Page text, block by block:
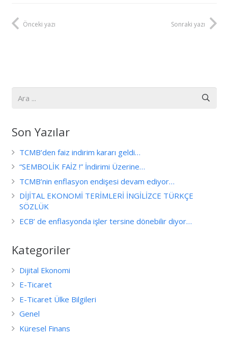
Önceki yazı Sonraki yazı
Son Yazılar
TCMB’den faiz indirim kararı geldi…
“SEMBOLİK FAİZ !” İndirimi Üzerine…
TCMB’nin enflasyon endişesi devam ediyor…
DİJİTAL EKONOMİ TERİMLERİ İNGİLİZCE TÜRKÇE
SÖZLÜK
ECB’ de enflasyonda işler tersine dönebilir diyor…
Kategoriler
Dijital Ekonomi
E-Ticaret
E-Ticaret Ülke Bilgileri
Genel
Küresel Finans